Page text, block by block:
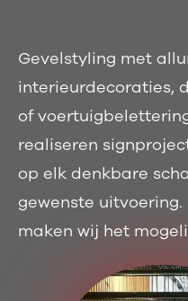
Gevelstyling met
interieurdecoraties,
of
realiseren
op elk denkbare
gewenste uitvoering.
maken wij het